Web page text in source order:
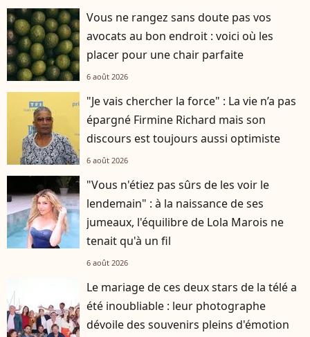
Vous ne rangez sans doute pas vos
avocats au bon endroit : voici où les
placer pour une chair parfaite
6 août 2026
"Je vais chercher la force" : La vie n’a pas
épargné Firmine Richard mais son
discours est toujours aussi optimiste
6 août 2026
"Vous n'étiez pas sûrs de les voir le
lendemain" : à la naissance de ses
jumeaux, l'équilibre de Lola Marois ne
tenait qu'à un fil
6 août 2026
Le mariage de ces deux stars de la télé a
été inoubliable : leur photographe
dévoile des souvenirs pleins d'émotion